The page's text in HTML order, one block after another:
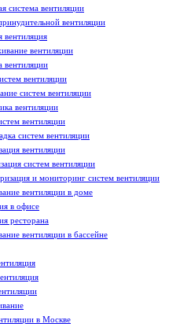
система вентиляции
вентиляции
вентиляция
вентиляции
вентиляции
вентиляции
систем вентиляции
вентиляции
вентиляции
систем вентиляции
вентиляции
систем вентиляции
и мониторинг систем вентиляции
вентиляции в доме
в офисе
ресторана
вентиляции в бассейне
в Москве